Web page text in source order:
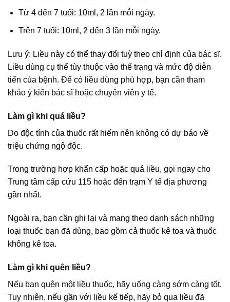
Từ 4 đến 7 tuổi: 10ml, 2 lần mỗi ngày.
Trên 7 tuổi: 10ml, 2 đến 3 lần mỗi ngày.
Lưu ý: Liều này có thể thay đổi tuỳ theo chỉ định của bác sĩ.
Liều dùng cụ thể tùy thuộc vào thể trạng và mức độ diễn
tiến của bệnh. Để có liều dùng phù hợp, bạn cần tham
khảo ý kiến bác sĩ hoặc chuyên viên y tế.
Làm gì khi quá liều?
Do độc tính của thuốc rất hiếm nên không có dự báo về
triệu chứng ngộ độc.
Trong trường hợp khẩn cấp hoặc quá liều, gọi ngay cho
Trung tâm cấp cứu 115 hoặc đến trạm Y tế địa phương
gần nhất.
Ngoài ra, bạn cần ghi lại và mang theo danh sách những
loại thuốc bạn đã dùng, bao gồm cả thuốc kê toa và thuốc
không kê toa.
Làm gì khi quên liều?
Nếu bạn quên một liều thuốc, hãy uống càng sớm càng tốt.
Tuy nhiên, nếu gần với liều kế tiếp, hãy bỏ qua liều đã